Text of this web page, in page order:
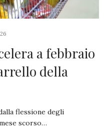
a febbraio
della
flessione degli
scorso…